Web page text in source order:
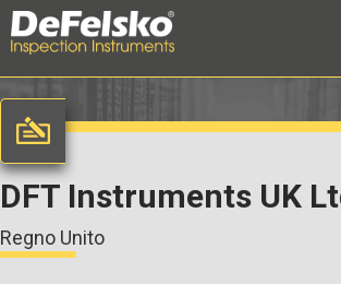
DFT Instruments UK
Regno Unito